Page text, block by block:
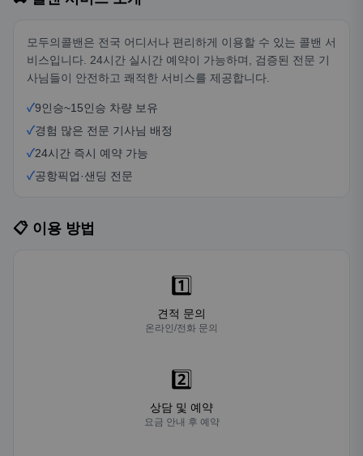
모두의콜밴은 전국 어디서나 편리하게 이용할 수 있는 콜밴 서
비스입니다. 24시간 실시간 예약이 가능하며, 검증된 전문 기
사님들이 안전하고 쾌적한 서비스를 제공합니다.
✓9인승~15인승 차량 보유
✓경험 많은 전문 기사님 배정
✓24시간 즉시 예약 가능
✓공항픽업·샌딩 전문
📋 이용 방법
1️⃣
견적 문의
온라인/전화 문의
2️⃣
상담 및 예약
요금 안내 후 예약